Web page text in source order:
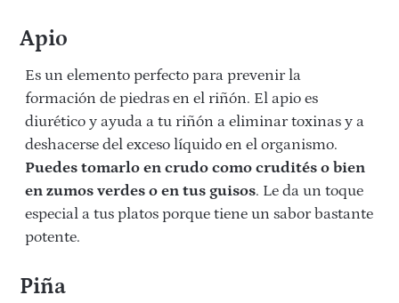
Apio
Es un elemento perfecto para prevenir la
formación de piedras en el riñón. El apio es
diurético y ayuda a tu riñón a eliminar toxinas y a
deshacerse del exceso líquido en el organismo.
Puedes tomarlo en crudo como crudités o bien
en zumos verdes o en tus guisos. Le da un toque
especial a tus platos porque tiene un sabor bastante
potente.
Piña